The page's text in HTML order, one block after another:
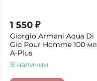
1 550 ₽
Giorgio Armani Aqua Di
Gio Pour Homme 100 мл
A-Plus
В наличии